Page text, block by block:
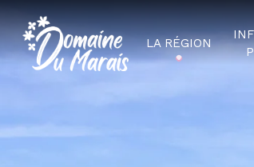
LA RÉGION